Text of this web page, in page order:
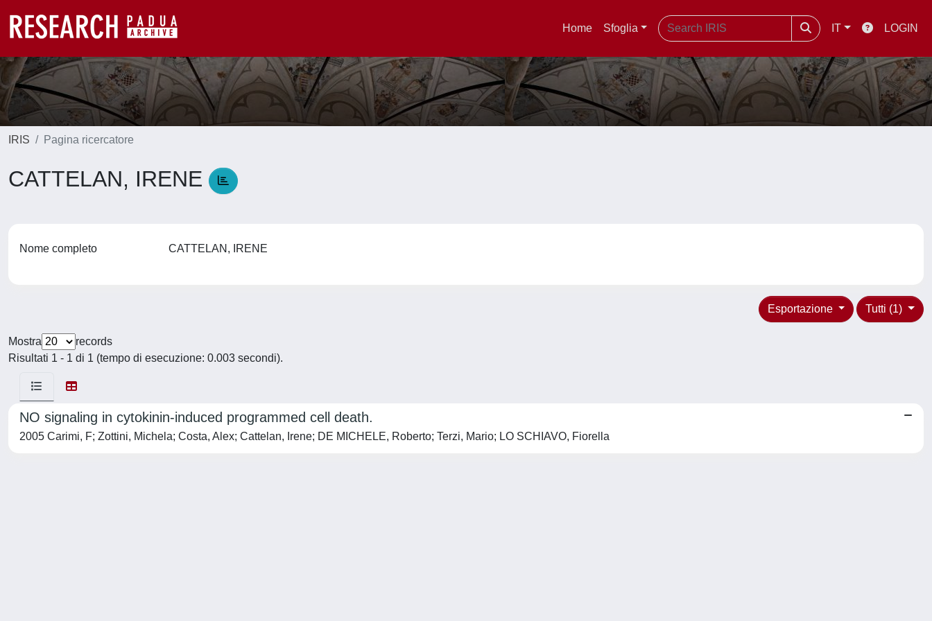
Home Sfoglia IT LOGIN
IRIS Pagina ricercatore
CATTELAN, IRENE
Nome completo CATTELAN, IRENE
Tutti (1)
Esportazione
Mostra
records
Risultati 1 - 1 di 1 (tempo di esecuzione: 0.003 secondi).
NO signaling in cytokinin-induced programmed cell death.
2005 Carimi, F; Zottini, Michela; Costa, Alex; Cattelan, Irene; DE MICHELE, Roberto; Terzi, Mario; LO SCHIAVO, Fiorella